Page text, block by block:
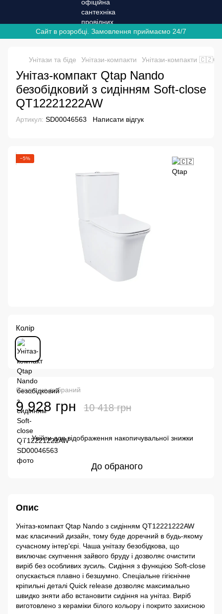
Сайт в розробці. Замовлення приймаємо 24/7
Унітази та біде Унітази-компакти Унітази-компакти
Унітаз-компакт Qtap Nando
безобідковий з сидінням Soft-close
QT12221222AW
Артикул: SD00046563 Написати відгук
−5%
Колір
Статус не вибраний
9 928 грн 10 418 грн
% Увійтидля відображення накопичувальної знижки
До обраного
Опис
Унітаз-компакт Qtap Nando з сидінням QT12221222AW
має класичний дизайн, тому буде доречний в будь-якому
сучасному інтер'єрі. Чаша унітазу безобідкова, що
виключає скупчення зайвого бруду і дозволяє очистити
виріб без особливих зусиль. Сидіння з функцією Soft-close
опускається плавно і безшумно. Спеціальне гігієнічне
кріпильні деталі Quick release дозволяє максимально
швидко зняти або встановити сидіння на унітаз. Виріб
виготовлено з кераміки білого кольору і покрито захисною